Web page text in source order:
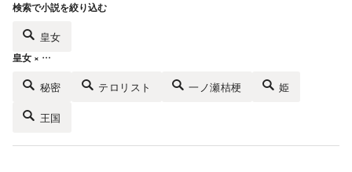
検索で小説を絞り込む
皇女
皇女 × …
秘密 テロリスト 一ノ瀬桔梗 姫
王国